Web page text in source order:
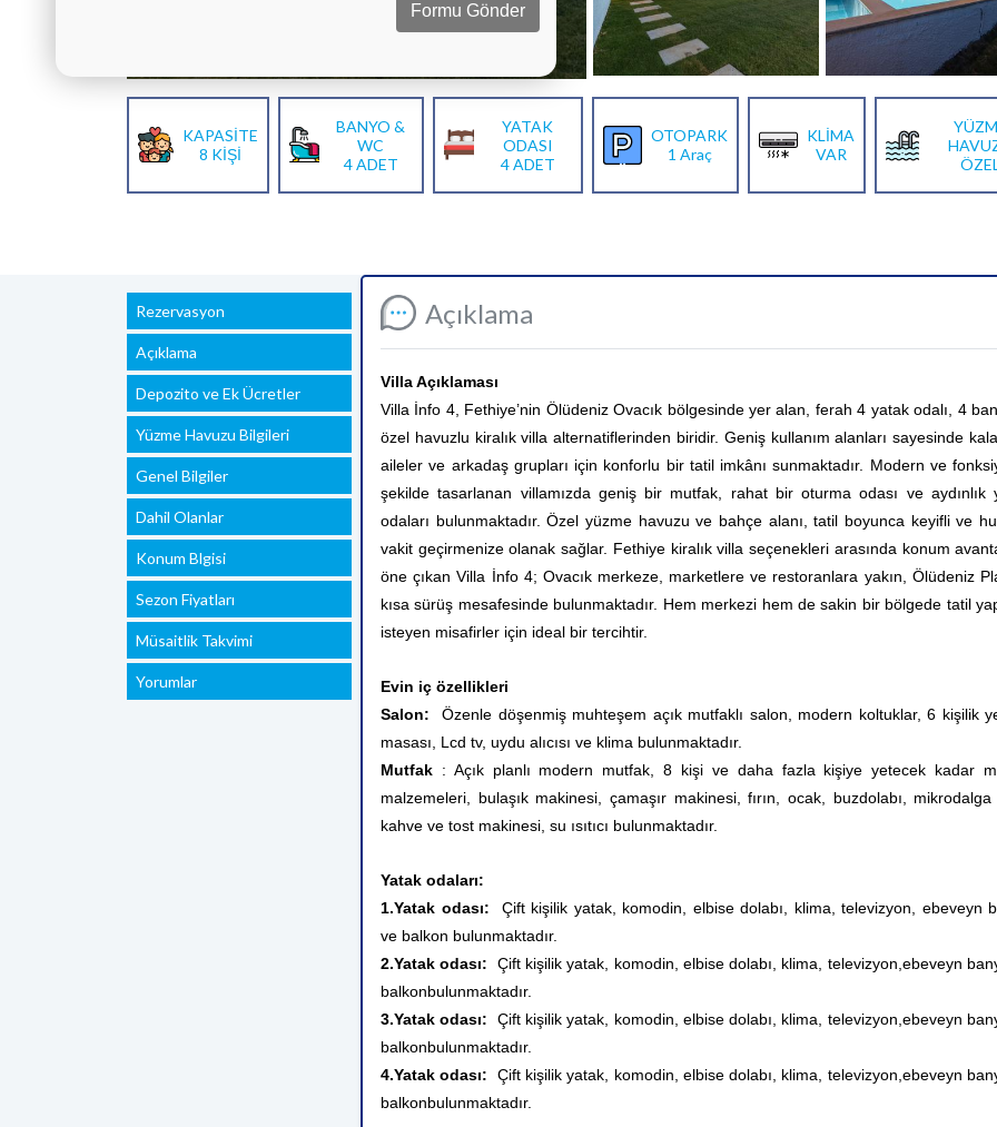
KAPASİTE
8 KİŞİ
BANYO &
WC
4 ADET
YATAK
ODASI
4 ADET
OTOPARK
1 Araç
KLİMA
VAR
Rezervasyon
Açıklama
Depozito ve Ek Ücretler
Yüzme Havuzu Bilgileri
Genel Bilgiler
Dahil Olanlar
Konum Blgisi
Sezon Fiyatları
Müsaitlik Takvimi
Yorumlar
Açıklama
Villa Açıklaması
Villa İnfo 4, Fethiye’nin Ölüdeniz Ovacık bölgesinde yer alan, ferah 4 yatak odalı, 4
özel havuzlu kiralık villa alternatiflerinden biridir. Geniş kullanım alanları sayesinde
aileler ve arkadaş grupları için konforlu bir tatil imkânı sunmaktadır. Modern ve
şekilde tasarlanan villamızda geniş bir mutfak, rahat bir oturma odası ve aydınlık
odaları bulunmaktadır. Özel yüzme havuzu ve bahçe alanı, tatil boyunca keyifli ve
vakit geçirmenize olanak sağlar. Fethiye kiralık villa seçenekleri arasında konum
öne çıkan Villa İnfo 4; Ovacık merkeze, marketlere ve restoranlara yakın, Ölüdeniz
kısa sürüş mesafesinde bulunmaktadır. Hem merkezi hem de sakin bir bölgede tatil
isteyen misafirler için ideal bir tercihtir.
Evin iç özellikleri
Salon: Özenle döşenmiş muhteşem açık mutfaklı salon, modern koltuklar, 6 kişilik
masası, Lcd tv, uydu alıcısı ve klima bulunmaktadır.
Mutfak : Açık planlı modern mutfak, 8 kişi ve daha fazla kişiye yetecek kadar
malzemeleri, bulaşık makinesi, çamaşır makinesi, fırın, ocak, buzdolabı, mikrodalga
kahve ve tost makinesi, su ısıtıcı bulunmaktadır.
Yatak odaları:
1.Yatak odası:
Çift kişilik yatak, komodin, elbise dolabı, klima, televizyon, ebeveyn
ve balkon bulunmaktadır.
2.Yatak odası:
Çift kişilik yatak, komodin, elbise dolabı, klima, televizyon, ebeveyn
balkonbulunmaktadır.
3.Yatak odası:
Çift kişilik yatak, komodin, elbise dolabı, klima, televizyon, ebeveyn
balkonbulunmaktadır.
4.Yatak odası:
Çift kişilik yatak, komodin, elbise dolabı, klima, televizyon, ebeveyn
balkonbulunmaktadır.
Formu Gönder